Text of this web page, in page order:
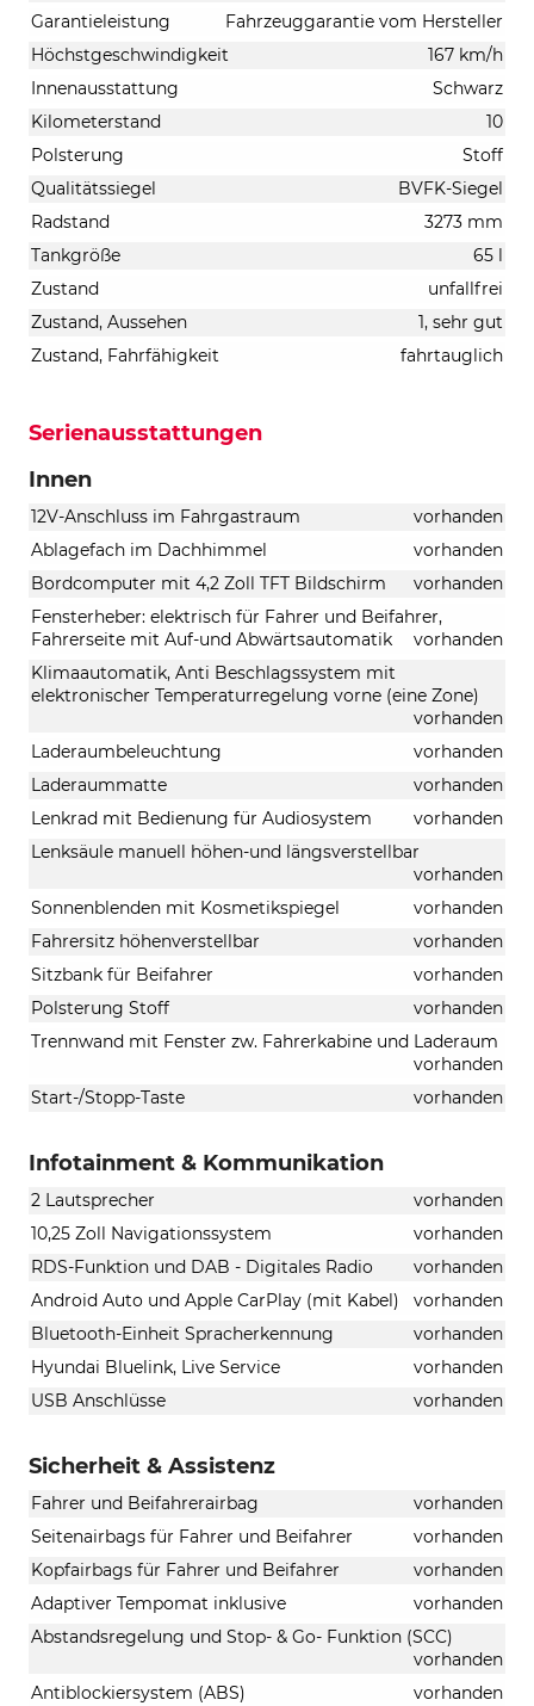
Garantieleistung
Fahrzeuggarantie vom Hersteller
Höchstgeschwindigkeit
167 km/h
Innenausstattung
Schwarz
Kilometerstand
10
Polsterung
Stoff
Qualitätssiegel
BVFK-Siegel
Radstand
3273 mm
Tankgröße
65 l
Zustand
unfallfrei
Zustand, Aussehen
1, sehr gut
Zustand, Fahrfähigkeit
fahrtauglich
Serienausstattungen
Innen
12V-Anschluss im Fahrgastraum
vorhanden
Ablagefach im Dachhimmel
vorhanden
Bordcomputer mit 4,2 Zoll TFT Bildschirm
vorhanden
Fensterheber: elektrisch für Fahrer und Beifahrer,
Fahrerseite mit Auf-und Abwärtsautomatik
vorhanden
Klimaautomatik, Anti Beschlagssystem mit
elektronischer Temperaturregelung vorne (eine Zone)
vorhanden
Laderaumbeleuchtung
vorhanden
Laderaummatte
vorhanden
Lenkrad mit Bedienung für Audiosystem
vorhanden
Lenksäule manuell höhen-und längsverstellbar
vorhanden
Sonnenblenden mit Kosmetikspiegel
vorhanden
Fahrersitz höhenverstellbar
vorhanden
Sitzbank für Beifahrer
vorhanden
Polsterung Stoff
vorhanden
Trennwand mit Fenster zw. Fahrerkabine und Laderaum
vorhanden
Start-/Stopp-Taste
vorhanden
Infotainment & Kommunikation
2 Lautsprecher
vorhanden
10,25 Zoll Navigationssystem
vorhanden
RDS-Funktion und DAB - Digitales Radio
vorhanden
Android Auto und Apple CarPlay (mit Kabel)
vorhanden
Bluetooth-Einheit Spracherkennung
vorhanden
Hyundai Bluelink, Live Service
vorhanden
USB Anschlüsse
vorhanden
Sicherheit & Assistenz
Fahrer und Beifahrerairbag
vorhanden
Seitenairbags für Fahrer und Beifahrer
vorhanden
Kopfairbags für Fahrer und Beifahrer
vorhanden
Adaptiver Tempomat inklusive
vorhanden
Abstandsregelung und Stop- & Go- Funktion (SCC)
vorhanden
Antiblockiersystem (ABS)
vorhanden